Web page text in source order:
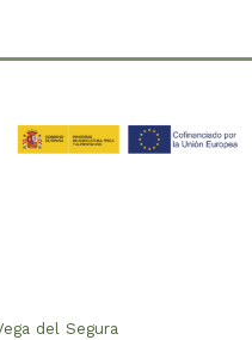
del Segura